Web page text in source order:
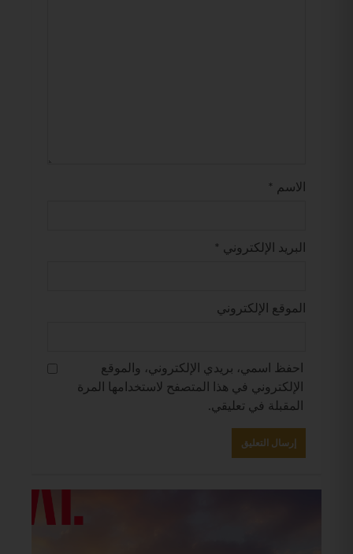
الاسم *
البريد الإلكتروني *
الموقع الإلكتروني
احفظ اسمي، بريدي الإلكتروني، والموقع
الإلكتروني في هذا المتصفح لاستخدامها المرة
المقبلة في تعليقي.